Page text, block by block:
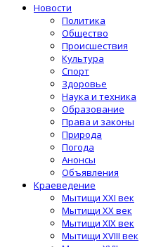
Новости
Политика
Общество
Происшествия
Культура
Спорт
Здоровье
Наука и техника
Образование
Права и законы
Природа
Погода
Анонсы
Объявления
Краеведение
Мытищи XXI век
Мытищи XX век
Мытищи XIX век
Мытищи XVIII век